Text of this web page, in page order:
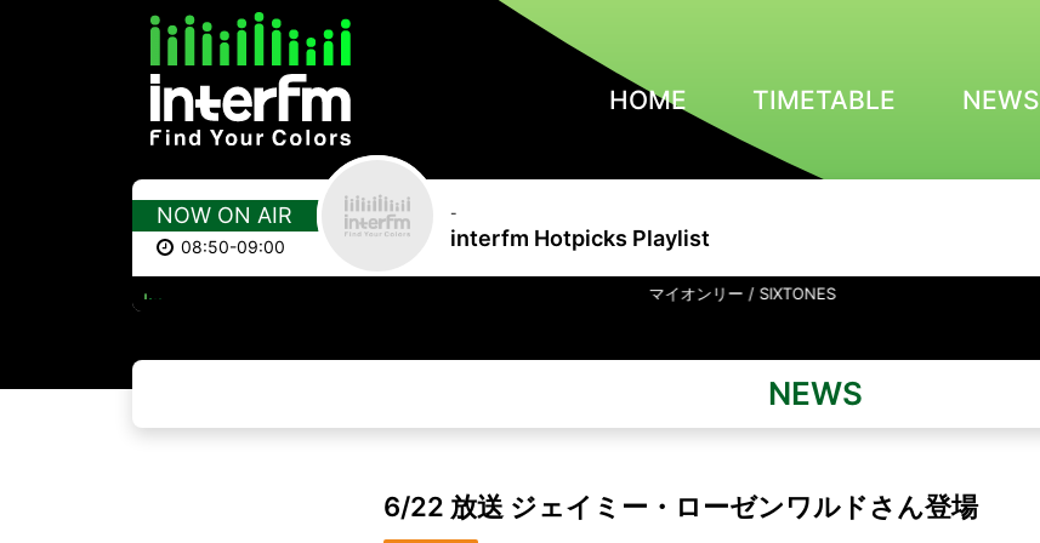
HOME TIMETABLE NEWS
NOW ON AIR
08:50-09:00
-
interfm Hotpicks Playlist
マイオンリー / SIXTONES
NEWS
6/22 放送 ジェイミー・ローゼンワルドさん登場